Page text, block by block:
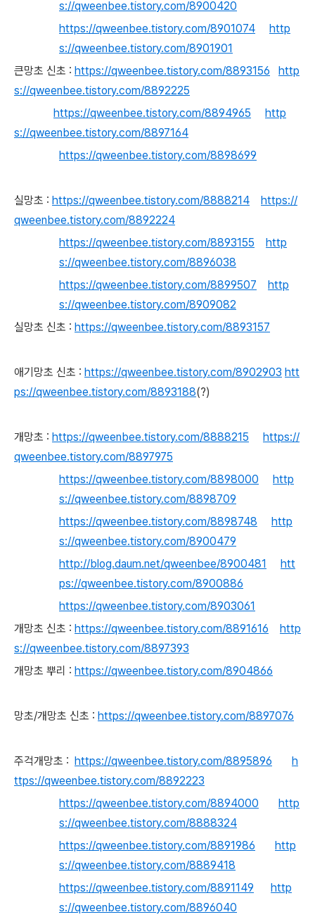
s://qweenbee.tistory.com/8900420
https://qweenbee.tistory.com/8901074
http
s://qweenbee.tistory.com/8901901
큰망초 신초 : https://qweenbee.tistory.com/8893156
http
s://qweenbee.tistory.com/8892225
https://qweenbee.tistory.com/8894965
http
s://qweenbee.tistory.com/8897164
https://qweenbee.tistory.com/8898699
실망초 : https://qweenbee.tistory.com/8888214
https://
qweenbee.tistory.com/8892224
https://qweenbee.tistory.com/8893155
http
s://qweenbee.tistory.com/8896038
https://qweenbee.tistory.com/8899507
http
s://qweenbee.tistory.com/8909082
실망초 신초 : https://qweenbee.tistory.com/8893157
애기망초 신초 : https://qweenbee.tistory.com/8902903 htt
ps://qweenbee.tistory.com/8893188(?)
개망초 : https://qweenbee.tistory.com/8888215
https://
qweenbee.tistory.com/8897975
https://qweenbee.tistory.com/8898000
http
s://qweenbee.tistory.com/8898709
https://qweenbee.tistory.com/8898748
http
s://qweenbee.tistory.com/8900479
http://blog.daum.net/qweenbee/8900481
htt
ps://qweenbee.tistory.com/8900886
https://qweenbee.tistory.com/8903061
개망초 신초 : https://qweenbee.tistory.com/8891616
http
s://qweenbee.tistory.com/8897393
개망초 뿌리 : https://qweenbee.tistory.com/8904866
망초/개망초 신초 : https://qweenbee.tistory.com/8897076
주걱개망초 : https://qweenbee.tistory.com/8895896
h
ttps://qweenbee.tistory.com/8892223
https://qweenbee.tistory.com/8894000
http
s://qweenbee.tistory.com/8888324
https://qweenbee.tistory.com/8891986
http
s://qweenbee.tistory.com/8889418
https://qweenbee.tistory.com/8891149
http
s://qweenbee.tistory.com/8896040